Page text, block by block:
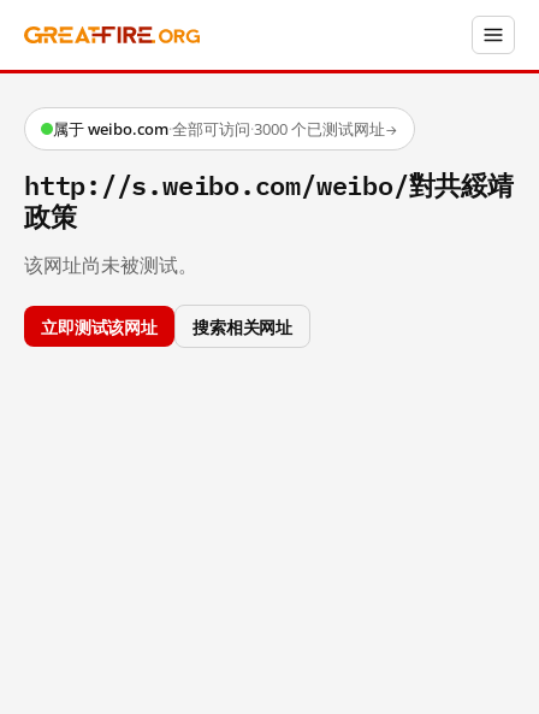
属于 weibo.com·全部可访问·3000 个已测试网址→
http://s.weibo.com/weibo/對共綏靖
政策
该网址尚未被测试。
立即测试该网址 搜索相关网址